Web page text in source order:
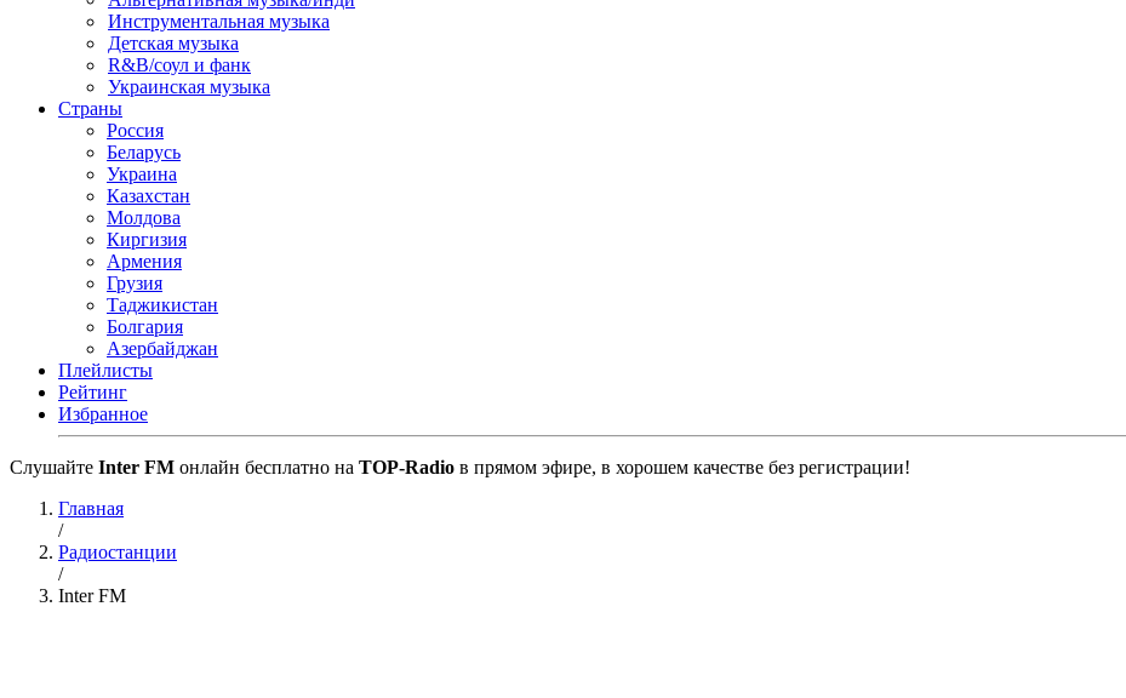
Инструментальная музыка
Детская музыка
R&B/cоул и фанк
Украинская музыка
Страны
Россия
Беларусь
Украина
Казахстан
Молдова
Киргизия
Армения
Грузия
Таджикистан
Болгария
Азербайджан
Плейлисты
Рейтинг
Избранное
Cлушайте Inter FM онлайн бесплатно на TOP-Radio в прямом эфире, в хорошем качестве без регистрации!
Главная
/
Радиостанции
/
Inter FM